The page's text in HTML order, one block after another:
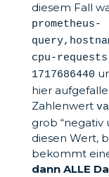
diesem Fall
prometheus-
cpu-
1717686440
hier
Zahlenwert
grob “negativ
diesen Wert,
bekommt
dann ALLE